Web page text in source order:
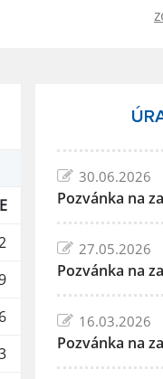
30.06.2026
Pozvánka na
27.05.2026
Pozvánka na
16.03.2026
Pozvánka na